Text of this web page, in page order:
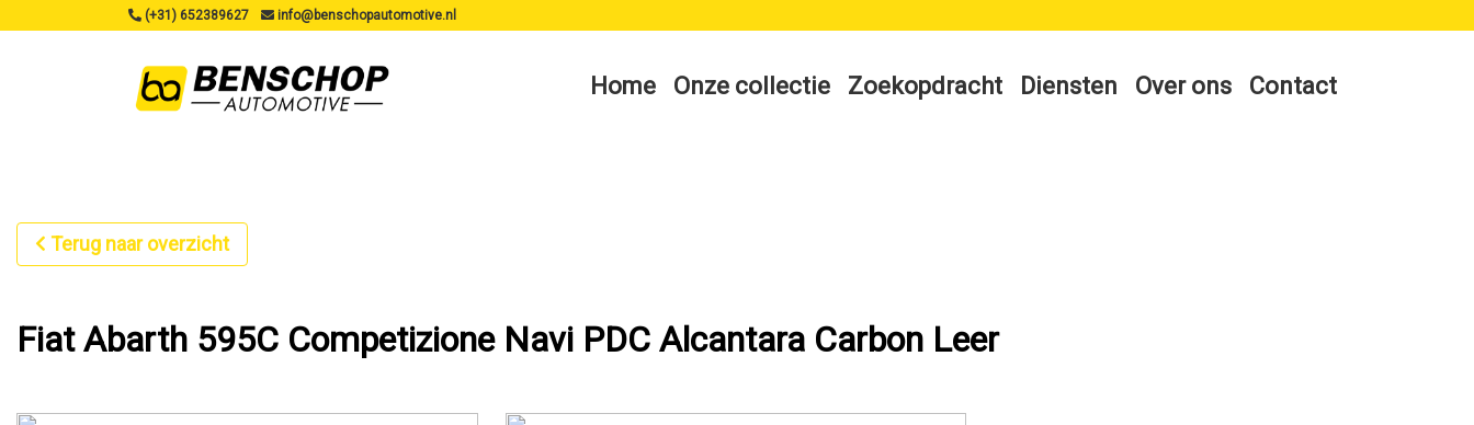
(+31) 652389627 info@benschopautomotive.nl
Home Onze collectie Zoekopdracht Diensten Over ons Contact
Terug naar overzicht
Fiat Abarth 595C Competizione Navi PDC Alcantara Carbon Leer